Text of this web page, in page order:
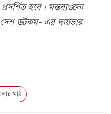
হবে। মন্তব্যগুলো
ডটকম- এর দায়ভার
মাঠ